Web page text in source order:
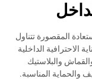
المقصورة تتناول
الاحترافية الداخلية
والبلاستيك
والحماية المناسبة.